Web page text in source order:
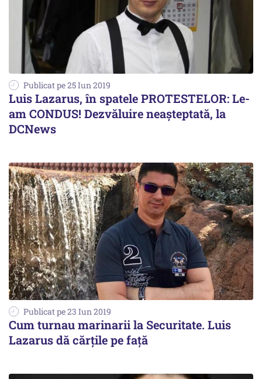
Publicat pe 25 Iun 2019
Luis Lazarus, în spatele PROTESTELOR: Le-
am CONDUS! Dezvăluire neașteptată, la
DCNews
Publicat pe 23 Iun 2019
Cum turnau marinarii la Securitate. Luis
Lazarus dă cărțile pe față